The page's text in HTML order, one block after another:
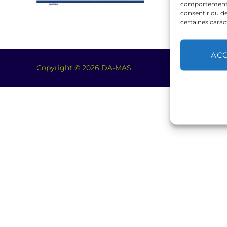
comportement
consentir ou
certaines
Copyright © 2026 DA-MAS